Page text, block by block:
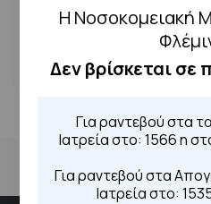
Η Νοσοκομειακή
Δεν βρίσκεται σε
Για ραντεβού στα
Ιατρεία στο: 1566 η
Για ραντεβού στα
Ιατρεία στο:
← Επιστροφή